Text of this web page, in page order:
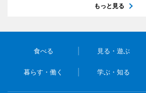
もっと見る
食べる 見る・遊ぶ
暮らす・働く 学ぶ・知る